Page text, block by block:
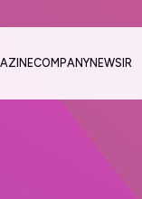
COMPANYNEWS IR